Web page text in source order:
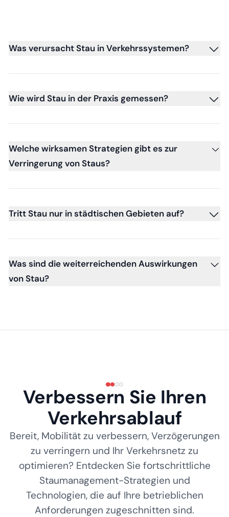
Was verursacht Stau in Verkehrssystemen?
Wie wird Stau in der Praxis gemessen?
Welche wirksamen Strategien gibt es zur
Verringerung von Staus?
Tritt Stau nur in städtischen Gebieten auf?
Was sind die weiterreichenden Auswirkungen
von Stau?
Verbessern Sie Ihren
Verkehrsablauf
Bereit, Mobilität zu verbessern, Verzögerungen
zu verringern und Ihr Verkehrsnetz zu
optimieren? Entdecken Sie fortschrittliche
Staumanagement-Strategien und
Technologien, die auf Ihre betrieblichen
Anforderungen zugeschnitten sind.